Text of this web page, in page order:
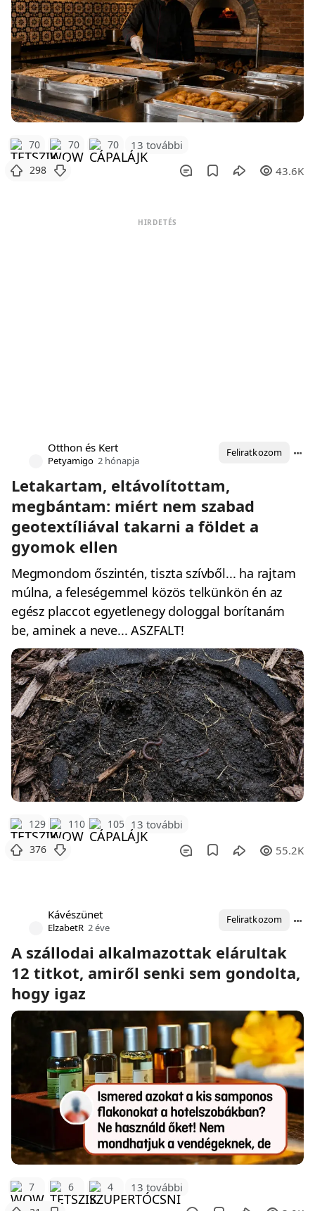
70 70 70 13 további
298 43.6K
HIRDETÉS
Otthon és Kert
Petyamigo 2 hónapja
Feliratkozom
Letakartam, eltávolítottam,
megbántam: miért nem szabad
geotextíliával takarni a földet a
gyomok ellen
Megmondom őszintén, tiszta szívből... ha rajtam
múlna, a feleségemmel közös telkünkön én az
egész placcot egyetlenegy dologgal borítanám
be, aminek a neve... ASZFALT!
129 110 105 13 további
376 55.2K
Kávészünet
ElzabetR 2 éve
Feliratkozom
A szállodai alkalmazottak elárultak
12 titkot, amiről senki sem gondolta,
hogy igaz
7 6 4 13 további